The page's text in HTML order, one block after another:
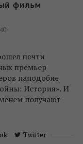
фильм
почти
премьер
наподобие
История». И
получают
Twitter